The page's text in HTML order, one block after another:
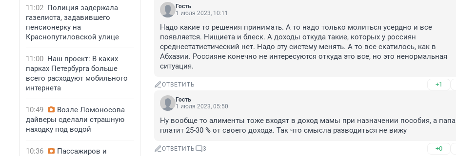
11:02 Полиция задержала
газелиста, задавившего
пенсионерку на
Краснопутиловской улице
11:00 Наш проект: В каких
парках Петербурга больше
всего расходуют мобильного
интернета
10:49
Возле Ломоносова
дайверы сделали страшную
находку под водой
10:36
Пассажиров и
Гость
1 июля 2023, 10:11
Надо какие то решения принимать. А то надо только молиться усердно и все
появляется. Нищиета и блеск. А доходы откуда такие, которых у россиян
среднестатистический нет. Надо эту систему менять. А то все скатилось, как в
Абхазии. Россияне конечно не интересуются откуда это все, но это ненормальная
ситуация.
ОТВЕТИТЬ +1
Гость
1 июля 2023, 05:50
Ну вообще то алименты тоже входят в доход мамы при назначении пособия, а папа
платит 25-30 % от своего дохода. Так что смысла разводиться не вижу
ОТВЕТИТЬ 3 +0